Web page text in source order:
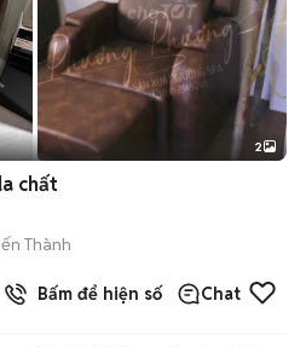
2
chất
Thành
Bấm để hiện số Chat